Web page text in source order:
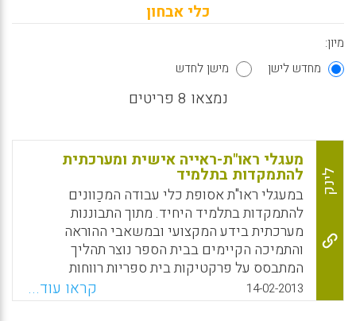
כלי אבחון
מיון:
מחדש לישן
מישן לחדש
נמצאו 8 פריטים
לינק
מעגלי ראו"ת-ראייה אישית ומערכתית
להתמקדות בתלמיד
במעגלי ראו"ת אסופת כלי עבודה המכַוונים
להתמקדות בתלמיד היחיד. מתוך התבוננות
מערכתית בידע המקצועי ובמשאבי ההוראה
והתמיכה הקיימים בבית הספר נוצר תהליך
המתבסס על פרקטיקות בית ספריות רווחות
ומשלב ביניהן – כדי לקדם תהליך של שיפור
מתמיד עם התלמידים (תדהר גוטמן ) .
14-02-2013 קראו עוד...